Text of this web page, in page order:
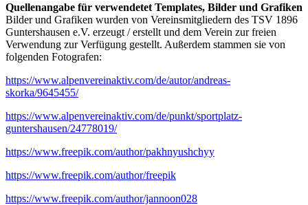
Quellenangabe für verwendetet Templates, Bilder und Grafiken
Bilder und Grafiken wurden von Vereinsmitgliedern des TSV 1896
Guntershausen e.V. erzeugt / erstellt und dem Verein zur freien
Verwendung zur Verfügung gestellt. Außerdem stammen sie von
folgenden Fotografen:
https://www.alpenvereinaktiv.com/de/autor/andreas-
skorka/9645455/
https://www.alpenvereinaktiv.com/de/punkt/sportplatz-
guntershausen/24778019/
https://www.freepik.com/author/pakhnyushchyy
https://www.freepik.com/author/freepik
https://www.freepik.com/author/jannoon028